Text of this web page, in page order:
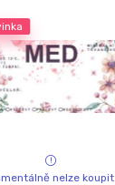
nelze koupit